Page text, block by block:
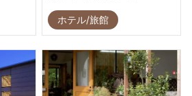
ホテル/旅館